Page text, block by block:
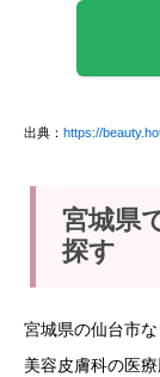
出典： https://
宮城県
探す
宮城県の仙台市
美容皮膚科の医